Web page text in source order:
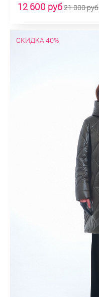
12 600 руб21 000 руб
СКИДКА 40%